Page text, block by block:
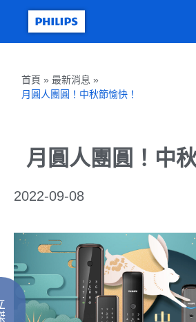
首頁 » 最新消息 »
月圓人團圓！中秋節愉快！
月圓人團圓！中
2022-09-08